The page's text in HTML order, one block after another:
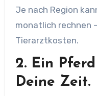
Je nach Region
monatlich rechnen
Tierarztkosten.
2. Ein
Deine Zeit.